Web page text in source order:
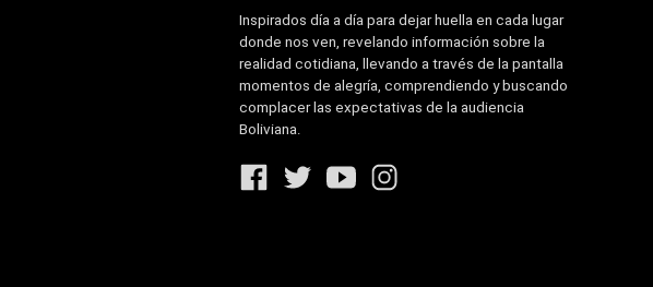
Inspirados día a día para dejar huella en cada lugar
donde nos ven, revelando información sobre la
realidad cotidiana, llevando a través de la pantalla
momentos de alegría, comprendiendo y buscando
complacer las expectativas de la audiencia
Boliviana.